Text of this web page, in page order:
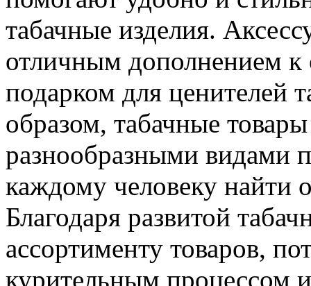
табачные изделия.
отличным дополнением к
подарком для ценителей
образом, табачные
разнообразными видами
каждому человеку найти
Благодаря развитой
ассортименту товаров,
курительным процессом